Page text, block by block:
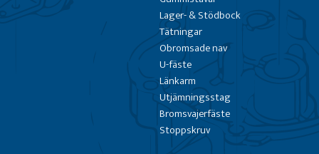
Lager- & Stödbock
Tätningar
Obromsade nav
U-fäste
Länkarm
Utjämningsstag
Bromsvajerfäste
Stoppskruv